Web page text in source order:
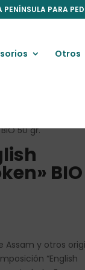
PENÍNSULA PARA
Otros
50 gr.
BIO
Assam y otros
“English